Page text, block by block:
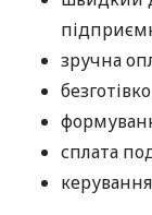
зручна
сплата